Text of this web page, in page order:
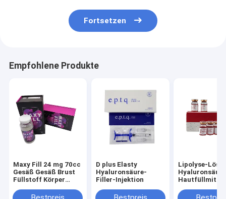
Fortsetzen
Empfohlene Produkte
Maxy Fill 24 mg 70cc
Gesäß Gesäß Brust
Füllstoff Körper
D plus Elasty
Hyaluronsäure-
Filler-Injektion
Lipolyse-
Hyaluronsäure
Hautfüllmittel